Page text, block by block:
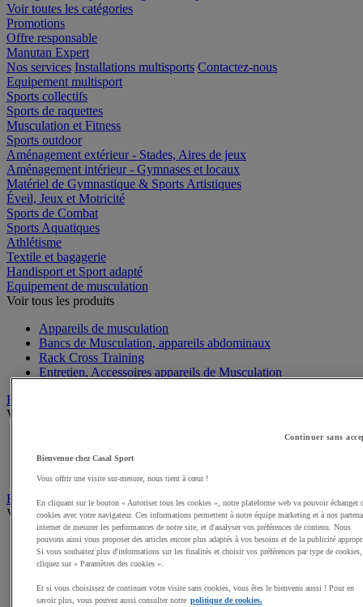
Voir toutes les catégories
Promotions
Offre responsable
Manutan Expert
Nos services Installations multisports Contactez-nous
Equipement multisport
Sports collectifs
Sports de raquettes
Musculation et Fitness
Sports outdoor
Aménagement extérieur - Stades, Aires de jeux
Aménagement intérieur - Gymnases et locaux
Matériel de Gymnastique & Sports Artistiques
Éveil, Jeux et Motricité
Sports de Combat
Sports Aquatiques
Athlétisme
Textile et bagagerie
Handisport et Sport adapté
Equipement de musculation
Voir tous les produits
Appareils de musculation
Bancs de Musculation, appareils abdominaux
Rack Cross Training
Entretien, Accessoires appareils de Musculation
Haltères, Barres, Disques, Poids
Voir tous les produits
Poids Musculation et Fitness
Equipement de Fitness et Cross training
Voir tous les produits
Kettlebell
Tapis de sol pour le Fitness
Cordes à sauter
Steps
Elastiques et Sangles de Musculation et Fitness
Continuer sans
Bienvenue chez Casal Sport
Vous offrir une visite sur-mesure, nous tient à cœur !
En cliquant sur le bouton « Autoriser tous les cookies », notre plateforme web va pouvoir échanger
cookies avec votre navigateur. Ces informations permettent à notre équipe marketing et à nos
internet de mesurer les performances de notre site, et d'analyser vos préférences de contenu. Nous
pouvons ainsi vous proposer des articles encore plus adaptés à vos besoins et de la publicité
Si vous souhaitez plus d'informations sur les finalités et choisir vos préférences par type de cookies,
cliquez sur « Paramètres des cookies ».
Et si vous choisissez de continuer votre visite sans cookies, vous êtes le bienvenu aussi ! Pour en
savoir plus, vous pouvez aussi consulter notre politique de cookies.